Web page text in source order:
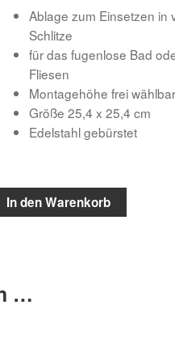
Ablage zum Einsetzen in
Schlitze
für das fugenlose Bad
Fliesen
Montagehöhe frei wählbar
Größe 25,4 x 25,4 cm
Edelstahl gebürstet
In den Warenkorb
…